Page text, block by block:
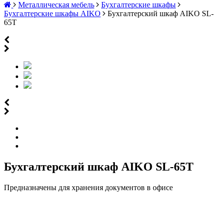
Металлическая мебель
Бухгалтерские шкафы
Бухгалтерские шкафы AIKO
Бухгалтерский шкаф AIKO SL-
65Т
Бухгалтерский шкаф AIKO SL-65Т
Предназначены для хранения документов в офисе